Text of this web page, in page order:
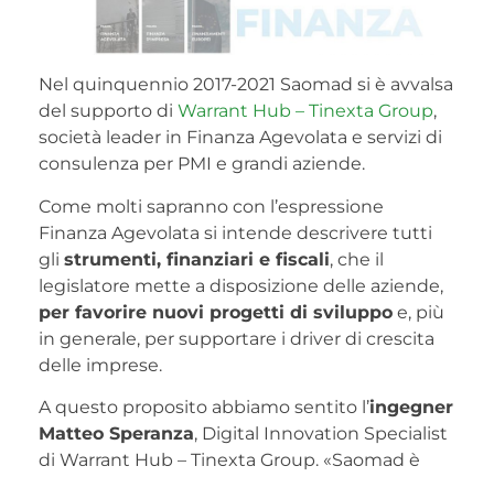
Nel quinquennio 2017-2021 Saomad si è avvalsa
del supporto di Warrant Hub – Tinexta Group,
società leader in Finanza Agevolata e servizi di
consulenza per PMI e grandi aziende.
Come molti sapranno con l’espressione
Finanza Agevolata si intende descrivere tutti
gli strumenti, finanziari e fiscali, che il
legislatore mette a disposizione delle aziende,
per favorire nuovi progetti di sviluppo e, più
in generale, per supportare i driver di crescita
delle imprese.
A questo proposito abbiamo sentito l’ingegner
Matteo Speranza, Digital Innovation Specialist
di Warrant Hub – Tinexta Group. «Saomad è